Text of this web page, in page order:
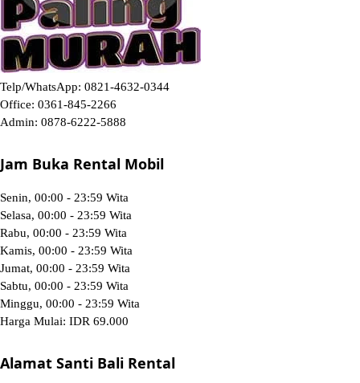
Telp/WhatsApp: 0821-4632-0344
Office: 0361-845-2266
Admin: 0878-6222-5888
Jam Buka Rental Mobil
Senin, 00:00 - 23:59 Wita
Selasa, 00:00 - 23:59 Wita
Rabu, 00:00 - 23:59 Wita
Kamis, 00:00 - 23:59 Wita
Jumat, 00:00 - 23:59 Wita
Sabtu, 00:00 - 23:59 Wita
Minggu, 00:00 - 23:59 Wita
Harga Mulai: IDR 69.000
Alamat Santi Bali Rental